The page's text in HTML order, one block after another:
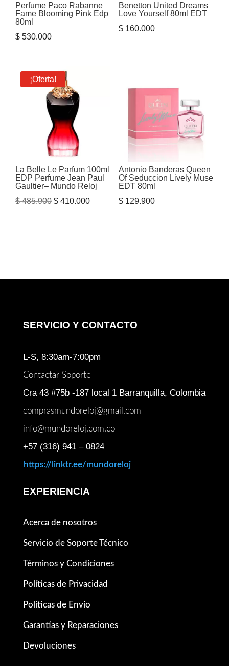
Perfume Paco Rabanne
Fame Blooming Pink Edp
80ml
$ 530.000
Benetton United Dreams
Love Yourself 80ml EDT
$160.000
¡Oferta!
La Belle Le Parfum 100ml
EDP Perfume Jean Paul
Gaultier– Mundo Reloj
$485.900 El
$ 410.000El
Antonio Banderas Queen
Of Seduccion Lively Muse
EDT 80ml
$129.900
SERVICIO Y CONTACTO
L-S, 8:30am-7:00pm
Contactar Soporte
Cra 43 #75b -187 local 1 Barranquilla, Colombia
comprasmundoreloj@gmail.com
info@mundoreloj.com.co
+57 (316) 941 – 0824
https://linktr.ee/mundoreloj
EXPERIENCIA
Acerca de nosotros
Servicio de Soporte Técnico
Términos y Condiciones
Políticas de Privacidad
Políticas de Envío
Garantías y Reparaciones
Devoluciones